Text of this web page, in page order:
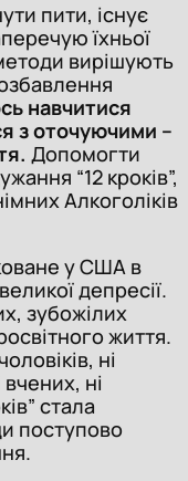
пити, існує
їхньої
вирішують
навчитися
з оточуючими –
Допомогти
“12 кроків”,
Алкоголіків
у США в
депресії.
зубожілих
життя.
ні
ні
стала
поступово